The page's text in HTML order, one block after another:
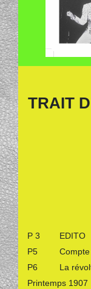
TRAIT
P 3 EDITO
P5 Compte
P6 La révolte
Printemps 1907